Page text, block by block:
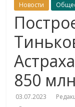
Новости
850
03.07.2023